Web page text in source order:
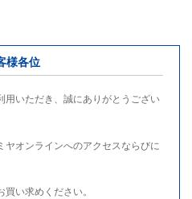
様各位
用いただき、誠にありがとうござい
ヤオンラインへのアクセスならびに
い求めください。